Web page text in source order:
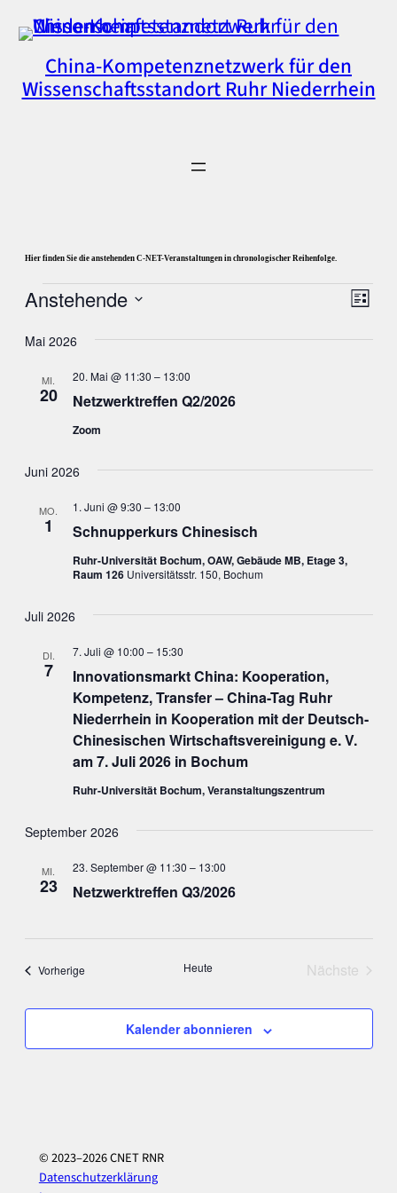
China-Kompetenznetzwerk für den
Wissenschaftsstandort Ruhr Niederrhein
Hier finden Sie die anstehenden C-NET-Veranstaltungen in chronologischer Reihenfolge.
Veranstaltungen Liste
Anstehende
wählen.
Mai 2026
MI.
20 Netzwerktreffen Q2/2026
20. Mai @ 11:30 – 13:00
Zoom
Juni 2026
MO.
1 Schnupperkurs Chinesisch
1. Juni @ 9:30 – 13:00
Ruhr-Universität Bochum, OAW, Gebäude MB, Etage 3,
Raum 126 Universitätsstr. 150, Bochum
Juli 2026
DI.
7
Innovationsmarkt China: Kooperation,
Kompetenz, Transfer – China-Tag Ruhr
Niederrhein in Kooperation mit der Deutsch-
Chinesischen Wirtschaftsvereinigung e. V.
am 7. Juli 2026 in Bochum
7. Juli @ 10:00 – 15:30
Ruhr-Universität Bochum, Veranstaltungszentrum
September 2026
MI.
23 Netzwerktreffen Q3/2026
23. September @ 11:30 – 13:00
VorherigeVeranstaltungen Heute
Nächste
Kalender abonnieren
© 2023–2026 CNET RNR
Datenschutzerklärung